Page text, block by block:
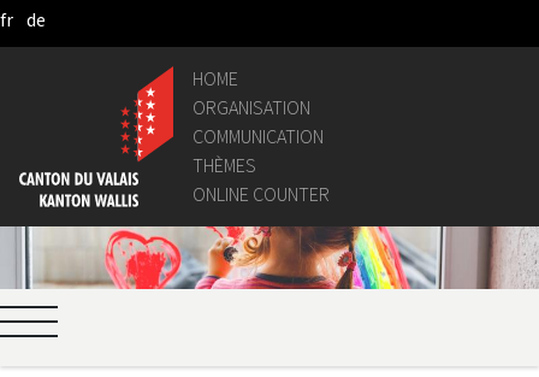
Skip to Main Content
fr de
HOME
ORGANISATION
COMMUNICATION
THÈMES
ONLINE COUNTER